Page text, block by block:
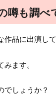
噂も調べ
作品に出演し
ます。
でしょうか？